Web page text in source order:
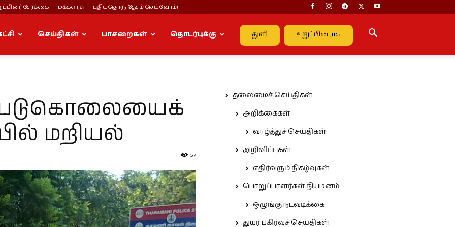
சேர்க்கை மக்களரசு புதியதொரு தேசம் செய்வோம்!
துளி உறுப்பினராக
செய்திகள் பாசறைகள் தொடர்புக்கு
படுகொலையைக்
மறியல்
57
தலைமைச் செய்திகள்
அறிக்கைகள்
வாழ்த்துச் செய்திகள்
அறிவிப்புகள்
எதிர்வரும் நிகழ்வுகள்
பொறுப்பாளர்கள் நியமனம்
ஒழுங்கு நடவடிக்கை
துயர் பகிர்வுச் செய்திகள்